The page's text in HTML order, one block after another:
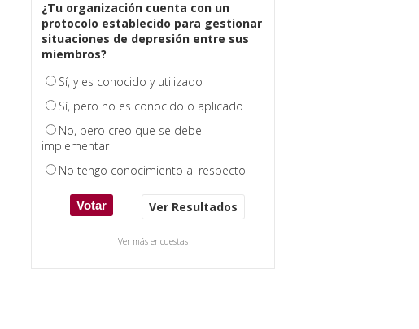
¿Tu organización cuenta con un
protocolo establecido para gestionar
situaciones de depresión entre sus
miembros?
Sí, y es conocido y utilizado
Sí, pero no es conocido o aplicado
No, pero creo que se debe
implementar
No tengo conocimiento al respecto
Ver Resultados
Ver más encuestas